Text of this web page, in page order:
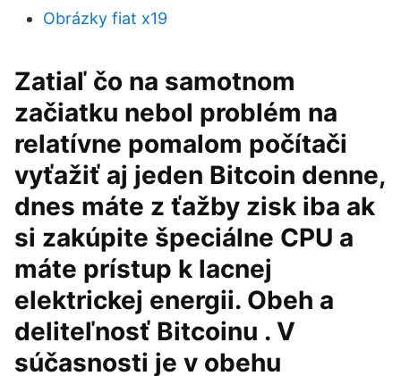
Obrázky fiat x19
Zatiaľ čo na samotnom
začiatku nebol problém na
relatívne pomalom počítači
vyťažiť aj jeden Bitcoin denne,
dnes máte z ťažby zisk iba ak
si zakúpite špeciálne CPU a
máte prístup k lacnej
elektrickej energii. Obeh a
deliteľnosť Bitcoinu . V
súčasnosti je v obehu